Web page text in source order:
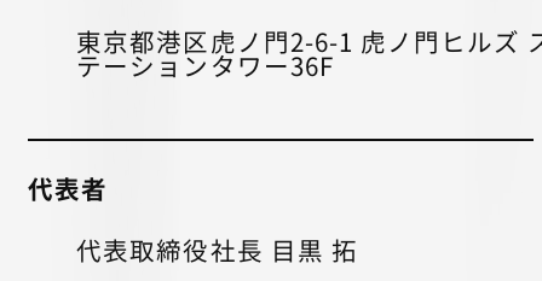
東京都港区虎ノ門2-6-1 虎ノ門ヒルズ
テーションタワー36F
代表者
代表取締役社長 目黒 拓